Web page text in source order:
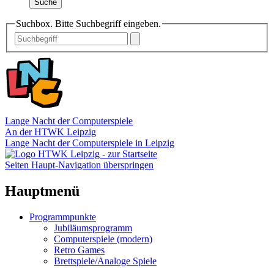
Suche
Suchbox. Bitte Suchbegriff eingeben.
Lange Nacht der Computerspiele
An der HTWK Leipzig
Lange Nacht der Computerspiele in Leipzig
Seiten Haupt-Navigation überspringen
Hauptmenü
Programmpunkte
Jubiläumsprogramm
Computerspiele (modern)
Retro Games
Brettspiele/Analoge Spiele